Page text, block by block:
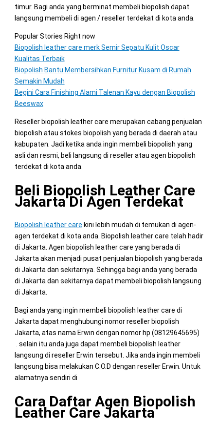
timur. Bagi anda yang berminat membeli biopolish dapat
langsung membeli di agen / reseller terdekat di kota anda.
Popular Stories Right now
Biopolish leather care merk Semir Sepatu Kulit Oscar
Kualitas Terbaik
Biopolish Bantu Membersihkan Furnitur Kusam di Rumah
Semakin Mudah
Begini Cara Finishing Alami Talenan Kayu dengan Biopolish
Beeswax
Reseller biopolish leather care merupakan cabang penjualan
biopolish atau stokes biopolish yang berada di daerah atau
kabupaten. Jadi ketika anda ingin membeli biopolish yang
asli dan resmi, beli langsung di reseller atau agen biopolish
terdekat di kota anda.
Beli Biopolish Leather Care
Jakarta Di Agen Terdekat
Biopolish leather care kini lebih mudah di temukan di agen-
agen terdekat di kota anda. Biopolish leather care telah hadir
di Jakarta. Agen biopolish leather care yang berada di
Jakarta akan menjadi pusat penjualan biopolish yang berada
di Jakarta dan sekitarnya. Sehingga bagi anda yang berada
di Jakarta dan sekitarnya dapat membeli biopolish langsung
di Jakarta.
Bagi anda yang ingin membeli biopolish leather care di
Jakarta dapat menghubungi nomor reseller biopolish
Jakarta, atas nama Erwin dengan nomor hp (08129645695)
. selain itu anda juga dapat membeli biopolish leather
langsung di reseller Erwin tersebut. Jika anda ingin membeli
langsung bisa melakukan C.O.D dengan reseller Erwin. Untuk
alamatnya sendiri di
Cara Daftar Agen Biopolish
Leather Care Jakarta